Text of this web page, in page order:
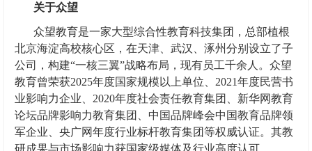
关于众望
众望教育是一家大型综合性教育科技集团，总部植根
北京海淀高校核心区，在天津、武汉、涿州分别设立了子
公司，构建“一核三翼”战略布局，现有员工千余人。众望
教育曾荣获2025年度国家规模以上单位、2021年度民营书
业影响力企业、2020年度社会责任教育集团、新华网教育
论坛品牌影响力教育集团、中国品牌峰会中国教育品牌领
军企业、央广网年度行业标杆教育集团等权威认证。其教
研成果与市场影响力获国家级媒体及行业高度认可。